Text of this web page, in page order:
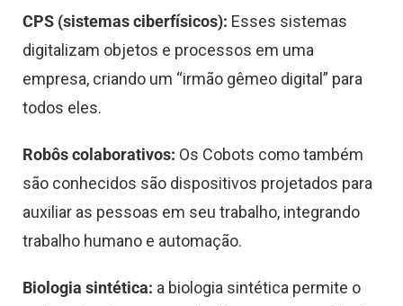
CPS (sistemas ciberfísicos): Esses sistemas
digitalizam objetos e processos em uma
empresa, criando um “irmão gêmeo digital” para
todos eles.
Robôs colaborativos: Os Cobots como também
são conhecidos são dispositivos projetados para
auxiliar as pessoas em seu trabalho, integrando
trabalho humano e automação.
Biologia sintética: a biologia sintética permite o